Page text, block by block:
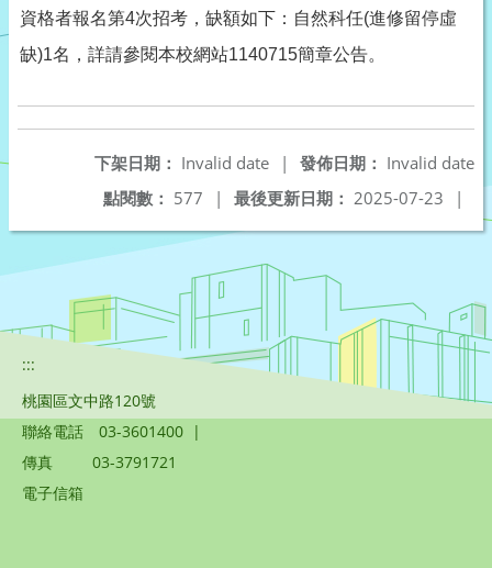
資格者報名第4次招考，缺額如下：自然科任(進修留停虛
缺)1名，詳請參閱本校網站1140715簡章公告。
發佈日期： Invalid date
下架日期： Invalid date
|
最後更新日期： 2025-07-23 |
點閱數： 577 |
:::
桃園區文中路120號
聯絡電話
03-3601400 |
傳真
03-3791721
電子信箱